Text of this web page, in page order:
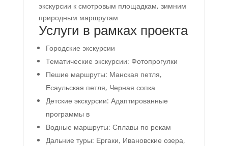
экскурсии к смотровым площадкам, зимним
природным маршрутам
Услуги в рамках проекта
Городские экскурсии
Тематические экскурсии: Фотопрогулки
Пешие маршруты: Манская петля,
Есаульская петля, Черная сопка
Детские экскурсии: Адаптированные
программы в
Водные маршруты: Сплавы по рекам
Дальние туры: Ергаки, Ивановские озера,